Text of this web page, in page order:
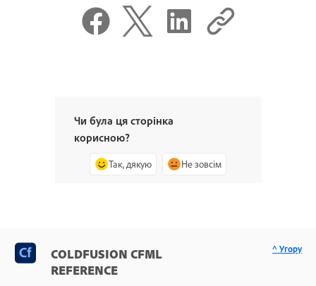
Чи була ця сторінка
корисною?
Так, дякую Не зовсім
COLDFUSION CFML
REFERENCE
^ Угору